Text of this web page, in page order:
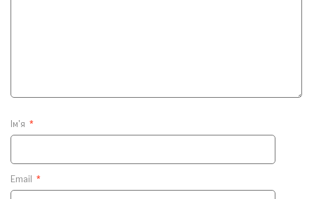
Ім'я *
Email *